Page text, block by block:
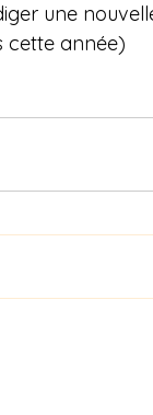
une
cette année)